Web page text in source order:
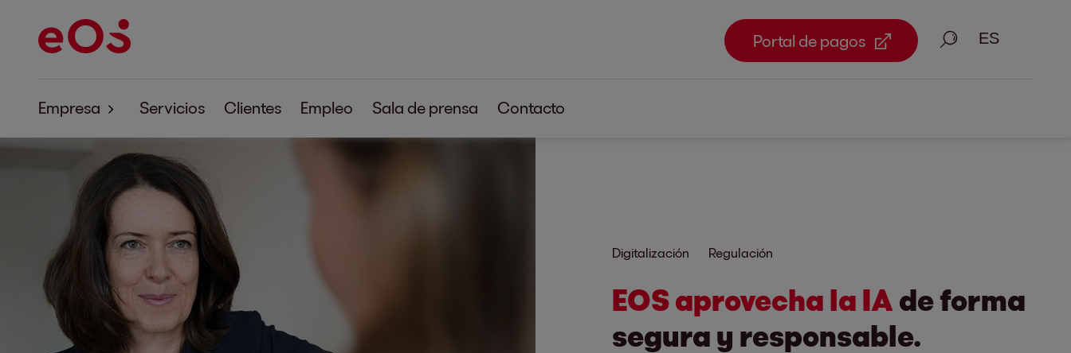
Portal de pagos Busque en
Empresa
Sobre EOS
Responsabilidad empresarial
Servicios Clientes Empleo Sala de prensa Contacto
Digitalización Regulación
EOS aprovecha la IA de forma
segura y responsable.